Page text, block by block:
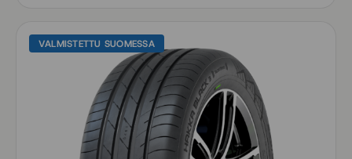
VALMISTETTU SUOMESSA